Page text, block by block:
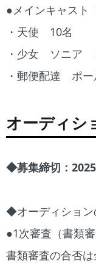
●メインキャスト
・天使 10名
・少女 ソニア
・郵便配達 ポ
オーディシ
◆募集締切：
◆オーディション
●1次審査（書類審
書類審査の合否は